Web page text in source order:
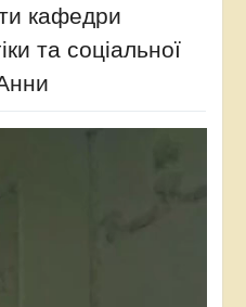
кафедри
та соціальної